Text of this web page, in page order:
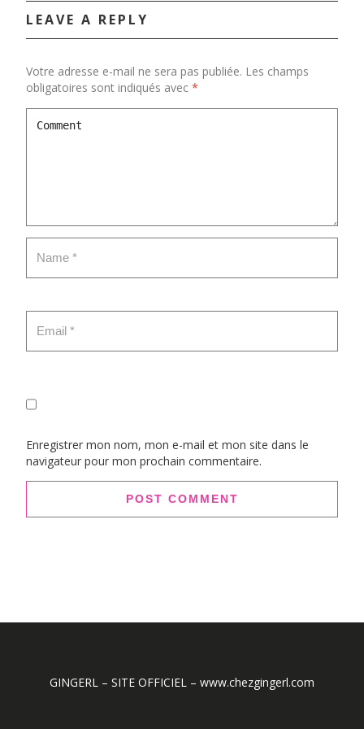
LEAVE A REPLY
Votre adresse e-mail ne sera pas publiée. Les champs
obligatoires sont indiqués avec *
Enregistrer mon nom, mon e-mail et mon site dans le
navigateur pour mon prochain commentaire.
GINGERL – SITE OFFICIEL – www.chezgingerl.com